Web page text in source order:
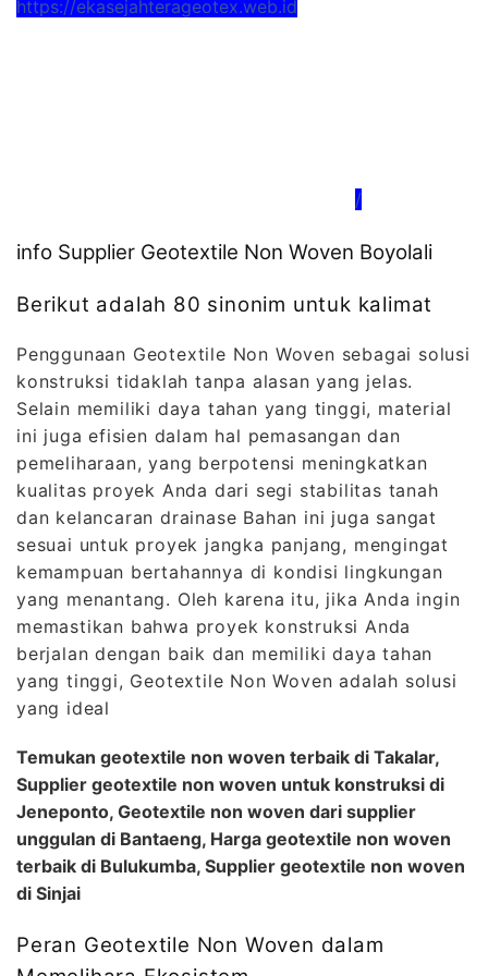
https://ekasejahterageotex.web.id
/
info Supplier Geotextile Non Woven Boyolali
Berikut adalah 80 sinonim untuk kalimat
Penggunaan Geotextile Non Woven sebagai solusi
konstruksi tidaklah tanpa alasan yang jelas.
Selain memiliki daya tahan yang tinggi, material
ini juga efisien dalam hal pemasangan dan
pemeliharaan, yang berpotensi meningkatkan
kualitas proyek Anda dari segi stabilitas tanah
dan kelancaran drainase Bahan ini juga sangat
sesuai untuk proyek jangka panjang, mengingat
kemampuan bertahannya di kondisi lingkungan
yang menantang. Oleh karena itu, jika Anda ingin
memastikan bahwa proyek konstruksi Anda
berjalan dengan baik dan memiliki daya tahan
yang tinggi, Geotextile Non Woven adalah solusi
yang ideal
Temukan geotextile non woven terbaik di Takalar,
Supplier geotextile non woven untuk konstruksi di
Jeneponto, Geotextile non woven dari supplier
unggulan di Bantaeng, Harga geotextile non woven
terbaik di Bulukumba, Supplier geotextile non woven
di Sinjai
Peran Geotextile Non Woven dalam